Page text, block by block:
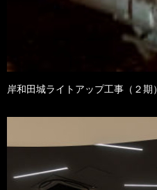
岸和田城ライトアップ工事（２期）